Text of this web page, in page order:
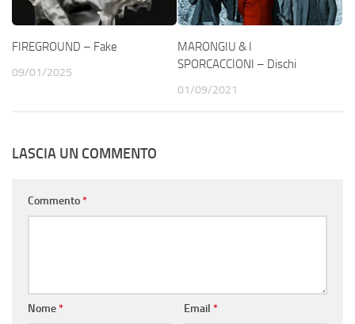
FIREGROUND – Fake
09/01/2025
MARONGIU & I
SPORCACCIONI – Dischi
01/09/2021
LASCIA UN COMMENTO
Commento*
Nome* Email *